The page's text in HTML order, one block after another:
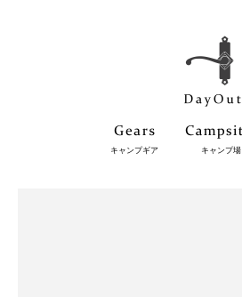
キャンプギア キャンプ場